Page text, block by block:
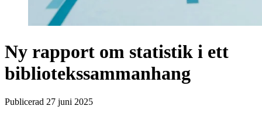
Ny rapport om statistik i ett
bibliotekssammanhang
Publicerad 27 juni 2025